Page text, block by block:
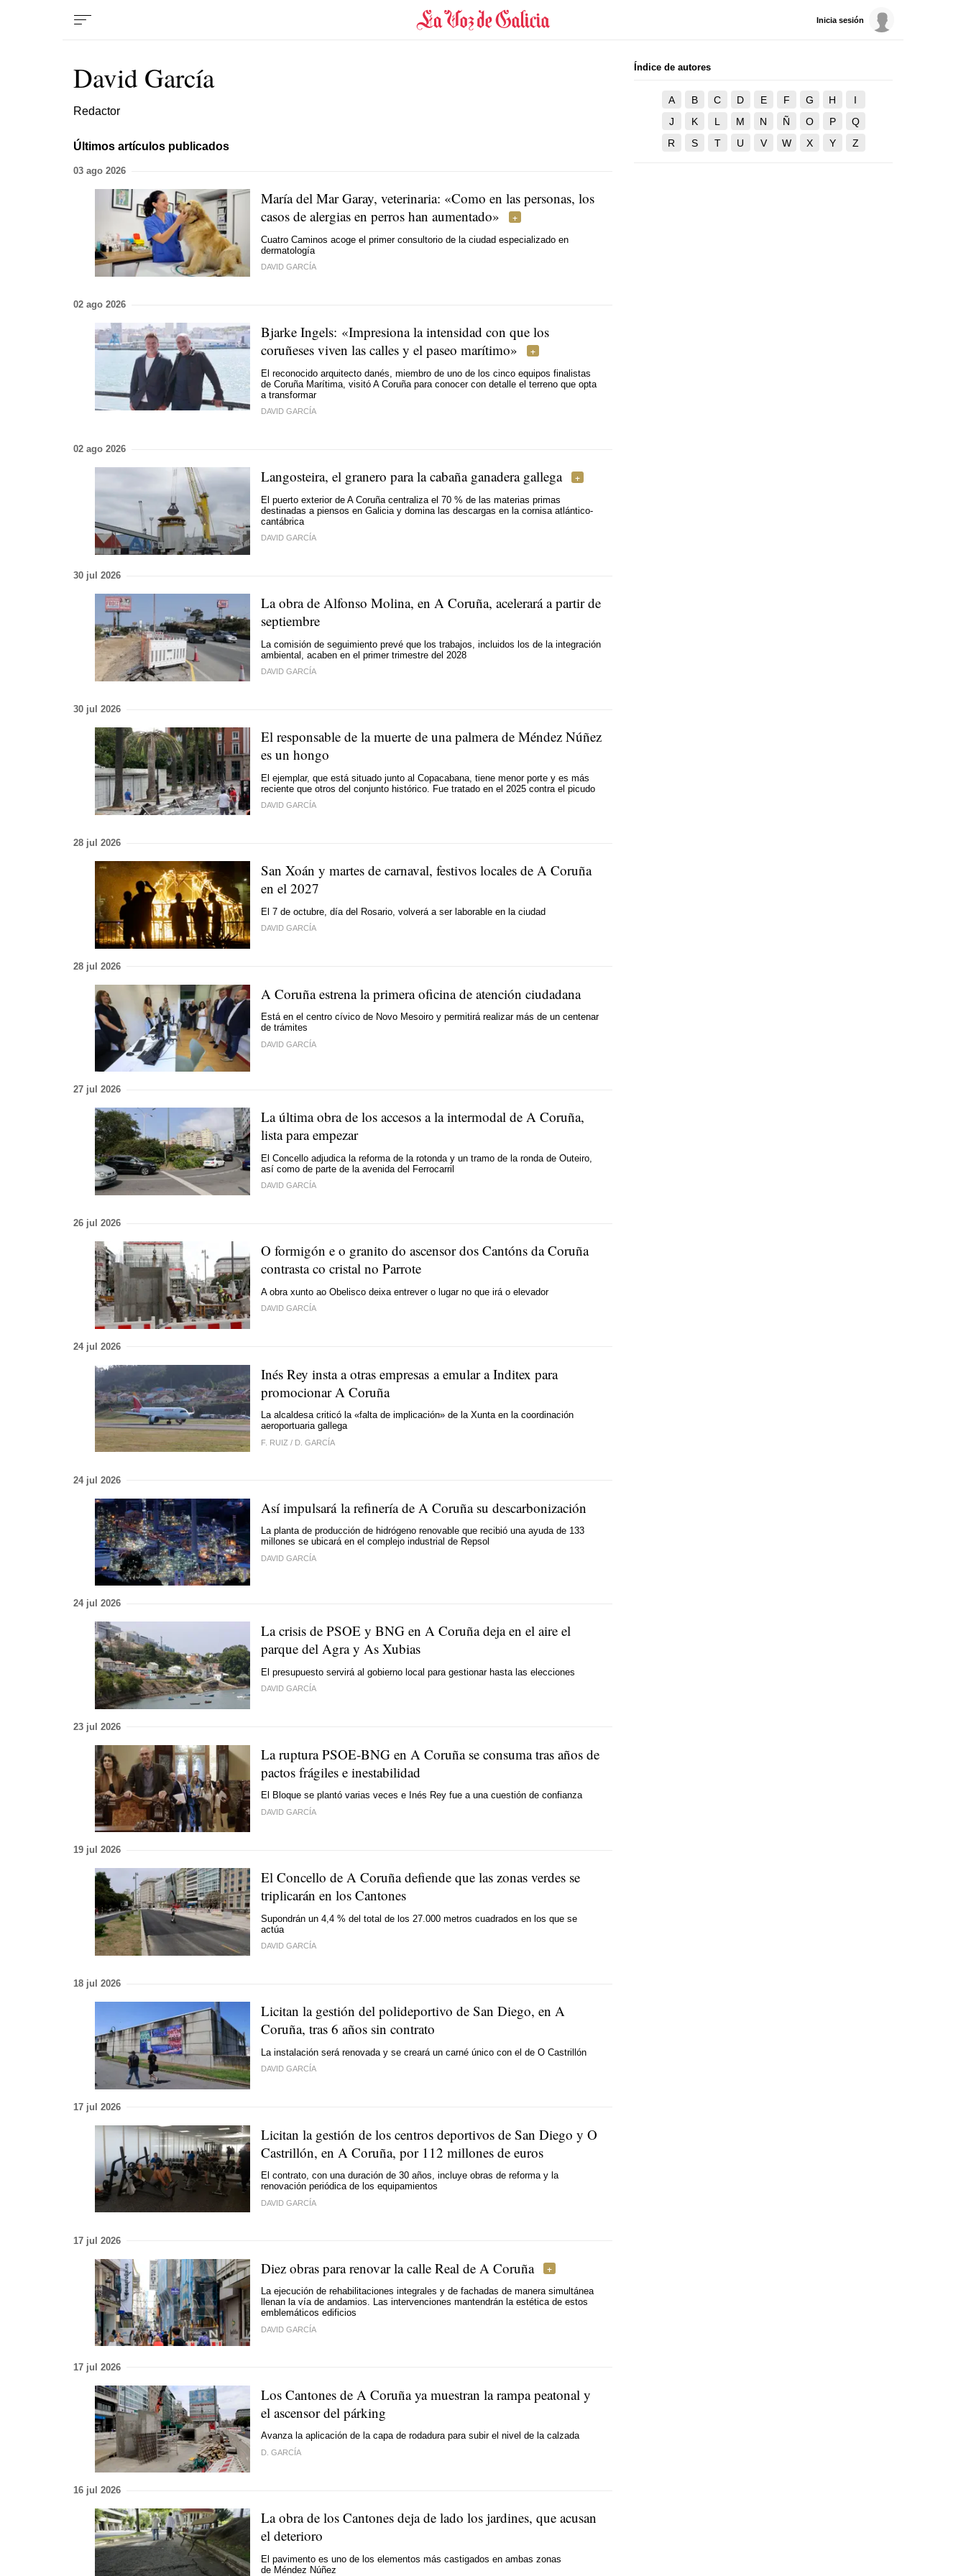
Inicia sesión
David García
Redactor
Últimos artículos publicados
03 ago 2026
María del Mar Garay, veterinaria: «Como en las personas, los
casos de alergias en perros han aumentado»
Cuatro Caminos acoge el primer consultorio de la ciudad especializado en
dermatología
DAVID GARCÍA
02 ago 2026
Bjarke Ingels: «Impresiona la intensidad con que los
coruñeses viven las calles y el paseo marítimo»
El reconocido arquitecto danés, miembro de uno de los cinco equipos finalistas
de Coruña Marítima, visitó A Coruña para conocer con detalle el terreno que opta
a transformar
DAVID GARCÍA
02 ago 2026
Langosteira, el granero para la cabaña ganadera gallega
El puerto exterior de A Coruña centraliza el 70 % de las materias primas
destinadas a piensos en Galicia y domina las descargas en la cornisa atlántico-
cantábrica
DAVID GARCÍA
30 jul 2026
La obra de Alfonso Molina, en A Coruña, acelerará a partir de
septiembre
La comisión de seguimiento prevé que los trabajos, incluidos los de la integración
ambiental, acaben en el primer trimestre del 2028
DAVID GARCÍA
30 jul 2026
El responsable de la muerte de una palmera de Méndez Núñez
es un hongo
El ejemplar, que está situado junto al Copacabana, tiene menor porte y es más
reciente que otros del conjunto histórico. Fue tratado en el 2025 contra el picudo
DAVID GARCÍA
28 jul 2026
San Xoán y martes de carnaval, festivos locales de A Coruña
en el 2027
El 7 de octubre, día del Rosario, volverá a ser laborable en la ciudad
DAVID GARCÍA
28 jul 2026
A Coruña estrena la primera oficina de atención ciudadana
Está en el centro cívico de Novo Mesoiro y permitirá realizar más de un centenar
de trámites
DAVID GARCÍA
27 jul 2026
La última obra de los accesos a la intermodal de A Coruña,
lista para empezar
El Concello adjudica la reforma de la rotonda y un tramo de la ronda de Outeiro,
así como de parte de la avenida del Ferrocarril
DAVID GARCÍA
26 jul 2026
O formigón e o granito do ascensor dos Cantóns da Coruña
contrasta co cristal no Parrote
A obra xunto ao Obelisco deixa entrever o lugar no que irá o elevador
DAVID GARCÍA
24 jul 2026
Inés Rey insta a otras empresas a emular a Inditex para
promocionar A Coruña
La alcaldesa criticó la «falta de implicación» de la Xunta en la coordinación
aeroportuaria gallega
F. RUIZ / D. GARCÍA
24 jul 2026
Así impulsará la refinería de A Coruña su descarbonización
La planta de producción de hidrógeno renovable que recibió una ayuda de 133
millones se ubicará en el complejo industrial de Repsol
DAVID GARCÍA
24 jul 2026
La crisis de PSOE y BNG en A Coruña deja en el aire el
parque del Agra y As Xubias
El presupuesto servirá al gobierno local para gestionar hasta las elecciones
DAVID GARCÍA
23 jul 2026
La ruptura PSOE-BNG en A Coruña se consuma tras años de
pactos frágiles e inestabilidad
El Bloque se plantó varias veces e Inés Rey fue a una cuestión de confianza
DAVID GARCÍA
19 jul 2026
El Concello de A Coruña defiende que las zonas verdes se
triplicarán en los Cantones
Supondrán un 4,4 % del total de los 27.000 metros cuadrados en los que se
actúa
DAVID GARCÍA
18 jul 2026
Licitan la gestión del polideportivo de San Diego, en A
Coruña, tras 6 años sin contrato
La instalación será renovada y se creará un carné único con el de O Castrillón
DAVID GARCÍA
17 jul 2026
Licitan la gestión de los centros deportivos de San Diego y O
Castrillón, en A Coruña, por 112 millones de euros
El contrato, con una duración de 30 años, incluye obras de reforma y la
renovación periódica de los equipamientos
DAVID GARCÍA
17 jul 2026
Diez obras para renovar la calle Real de A Coruña
La ejecución de rehabilitaciones integrales y de fachadas de manera simultánea
llenan la vía de andamios. Las intervenciones mantendrán la estética de estos
emblemáticos edificios
DAVID GARCÍA
17 jul 2026
Los Cantones de A Coruña ya muestran la rampa peatonal y
el ascensor del párking
Avanza la aplicación de la capa de rodadura para subir el nivel de la calzada
D. GARCÍA
16 jul 2026
La obra de los Cantones deja de lado los jardines, que acusan
el deterioro
El pavimento es uno de los elementos más castigados en ambas zonas
de Méndez Núñez
Índice de autores
A B C D E F G H
I
J
K L M N Ñ O P
Q
R
S T U V W X Y Z